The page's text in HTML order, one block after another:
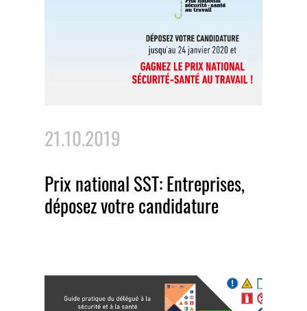
21.10.2019
Prix national SST: Entreprises,
déposez votre candidature